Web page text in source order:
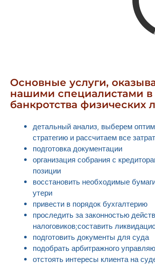
Основные услуги,
нашими специалистами
банкротства физических
детальный анализ, выберем
стратегию и рассчитаем все
подготовка документации
организация собрания с
позиции
восстановить необходимые
утери
привести в порядок бухгалтерию
проследить за законностью
налоговиков;составить
подготовить документы для суда
подобрать арбитражного
отстоять интересы клиента на